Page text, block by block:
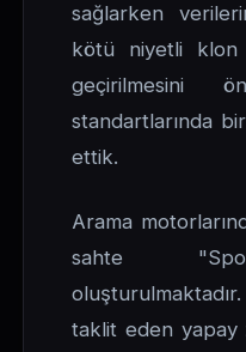
sağlarken
kötü niyetli klon
geçirilmesini
standartlarında
ettik.
Arama
sahte
taklit eden yapay